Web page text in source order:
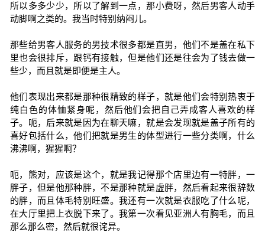
所以多多少少，所以了解到一点，那小费呀，然后男客人动手
动脚啊之类的。我当时特别纳闷儿。
那些给男客人服务的男技术很多都是直男，他们不是盖在私下
里也会很排斥，跟钙有接触，但是他们还是往会为了钱去做一
些少，而且就是即便是主人。
他们表现出来都是那种很精致的样子，就是他们会特别热衷于
纯白色的体恤紧身呢，然后他们会把自己弄成客人喜欢的样
子。呃，后来就是因为在聊天嘛，就是会发现就是盖子所有的
喜好包括什么，他们把就是男生的体型进行一些分类啊，什么
沸沸啊，猩猩啊？
呃，熊对，应该是这个，就是我记得那个店里边有一特胖，一
胖子，但是他那种胖，不是那种就是虚胖，然后看起来很辞数
的胖，而且体毛特别旺盛。我还有一次就是衣服吃了什么呢，
在大厅里把上衣脱下来了。我第一次看见亚洲人有胸毛，而且
那么那么密，然后就很诧异。